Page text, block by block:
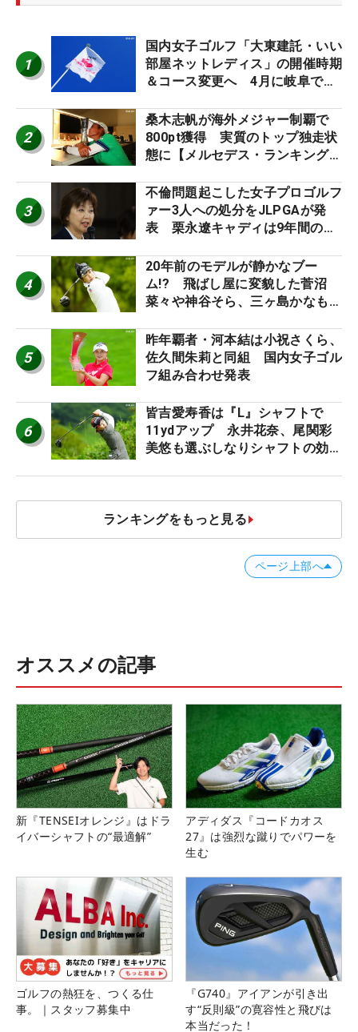
1
国内女子ゴルフ「大東建託・いい
部屋ネットレディス」の開催時期
＆コース変更へ 4月に岐阜で開
2
桑木志帆が海外メジャー制覇で
800pt獲得 実質のトップ独走状
態に【メルセデス・ランキング番
3
不倫問題起こした女子プロゴルフ
ァー3人への処分をJLPGAが発
表 栗永遼キャディは9年間の立
4
20年前のモデルが静かなブー
ム!? 飛ばし屋に変貌した菅沼
菜々や神谷そら、三ヶ島かなも使
ロたちの“飛ばしギア”】
5
昨年覇者・河本結は小祝さくら、
佐久間朱莉と同組 国内女子ゴル
フ組み合わせ発表
6
皆吉愛寿香は『L』シャフトで
11ydアップ 永井花奈、尾関彩
美悠も選ぶしなりシャフトの効果
ランキングをもっと見る
ページ上部へ
オススメの記事
新『TENSEIオレンジ』はドラ
イバーシャフトの“最適解”
アディダス『コードカオス
27』は強烈な蹴りでパワーを
生む
ゴルフの熱狂を、つくる仕
事。｜スタッフ募集中
『G740』アイアンが引き出
す“反則級”の寛容性と飛びは
本当だった！